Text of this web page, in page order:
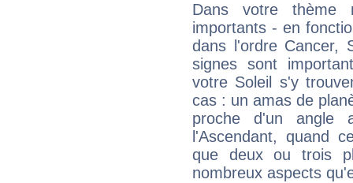
Dans votre thème
importants - en
dans l'ordre Cancer,
signes sont
votre Soleil s'y
cas : un amas de
proche d'un
l'Ascendant, quand
que deux ou trois
nombreux aspects